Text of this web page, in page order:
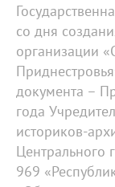
со дня
организации
документа –
года
историков-
Центрального
969